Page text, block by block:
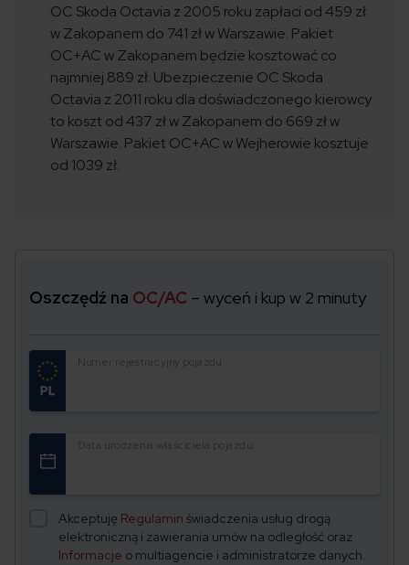
OC Skoda Octavia z 2005 roku zapłaci od 459 zł
w Zakopanem do 741 zł w Warszawie. Pakiet
OC+AC w Zakopanem będzie kosztować co
najmniej 889 zł. Ubezpieczenie OC Skoda
Octavia z 2011 roku dla doświadczonego kierowcy
to koszt od 437 zł w Zakopanem do 669 zł w
Warszawie. Pakiet OC+AC w Wejherowie kosztuje
od 1039 zł.
Oszczędź na OC/AC – wyceń i kup w 2 minuty
Numer rejestracyjny pojazdu
Data urodzenia właściciela pojazdu
Akceptuję Regulamin świadczenia usług drogą
elektroniczną i zawierania umów na odległość oraz
Informacje o multiagencie i administratorze danych.